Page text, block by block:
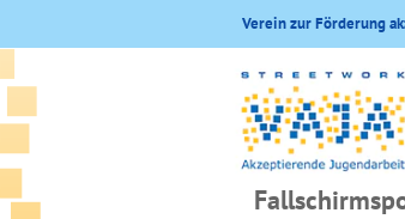
Verein zur Förderung